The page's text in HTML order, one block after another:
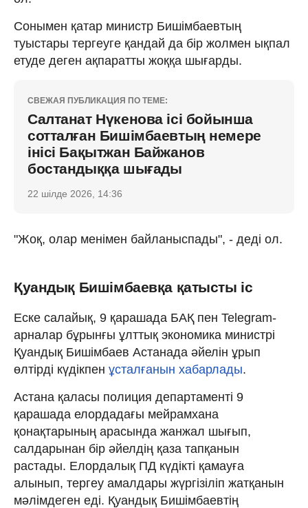
Сонымен қатар министр Бишімбаевтың
туыстары тергеуге қандай да бір жолмен ықпал
етуде деген ақпаратты жоққа шығарды.
СВЕЖАЯ ПУБЛИКАЦИЯ ПО ТЕМЕ:
Салтанат Нүкенова ісі бойынша
сотталған Бишімбаевтың немере
інісі Бақытжан Байжанов
бостандыққа шығады
22 шілде 2026, 14:36
"Жоқ, олар менімен байланыспады", - деді ол.
Қуандық Бишімбаевқа қатысты іс
Еске салайық, 9 қарашада БАҚ пен Telegram-
арналар бұрынғы ұлттық экономика министрі
Қуандық Бишімбаев Астанада әйелін ұрып
өлтірді күдікпен ұсталғанын хабарлады.
Астана қаласы полиция департаменті 9
қарашада елордадағы мейрамхана
қонақтарының арасында жанжал шығып,
салдарынан бір әйелдің қаза тапқанын
растады. Елордалық ПД күдікті қамауға
алынып, тергеу амалдары жүргізіліп жатқанын
мәлімдеген еді. Қуандық Бишімбаевтің